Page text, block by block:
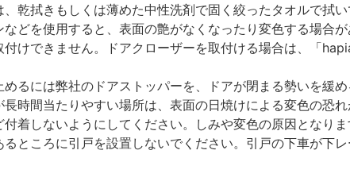
乾拭きもしくは薄めた中性洗剤で固く絞ったタオルで拭い
どを使用すると、表面の艶がなくなったり変色する場合が
けできません。ドアクローザーを取付ける場合は、「
るには弊社のドアストッパーを、ドアが閉まる勢いを緩
時間当たりやすい場所は、表面の日焼けによる変色の恐
着しないようにしてください。しみや変色の原因となりま
ところに引戸を設置しないでください。引戸の下車が下